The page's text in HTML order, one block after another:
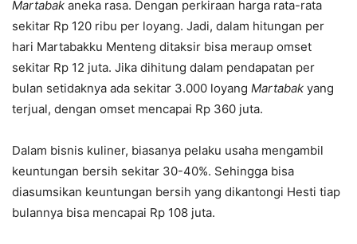
Martabak aneka rasa. Dengan perkiraan harga rata-rata
sekitar Rp 120 ribu per loyang. Jadi, dalam hitungan per
hari Martabakku Menteng ditaksir bisa meraup omset
sekitar Rp 12 juta. Jika dihitung dalam pendapatan per
bulan setidaknya ada sekitar 3.000 loyang Martabak yang
terjual, dengan omset mencapai Rp 360 juta.
Dalam bisnis kuliner, biasanya pelaku usaha mengambil
keuntungan bersih sekitar 30-40%. Sehingga bisa
diasumsikan keuntungan bersih yang dikantongi Hesti tiap
bulannya bisa mencapai Rp 108 juta.